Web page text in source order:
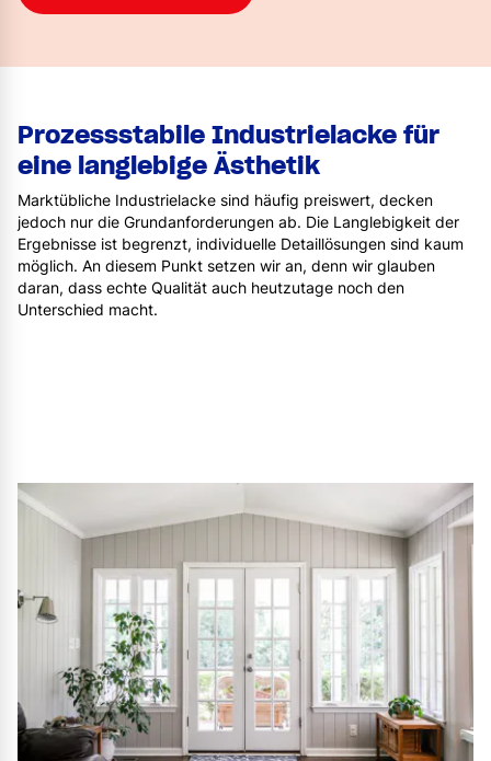
Prozessstabile Industrielacke für
eine langlebige Ästhetik
Marktübliche Industrielacke sind häufig preiswert, decken
jedoch nur die Grundanforderungen ab. Die Langlebigkeit der
Ergebnisse ist begrenzt, individuelle Detaillösungen sind kaum
möglich. An diesem Punkt setzen wir an, denn wir glauben
daran, dass echte Qualität auch heutzutage noch den
Unterschied macht.